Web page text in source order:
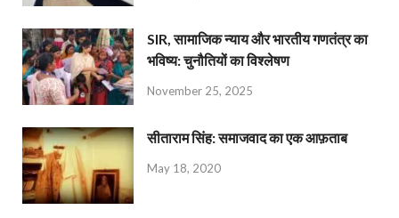
SIR, सामाजिक न्याय और भारतीय गणतंत्र का
भविष्य: चुनौतियों का विश्लेषण
November 25, 2025
सीताराम सिंह: समाजवाद का एक आफ़ताब
May 18, 2020